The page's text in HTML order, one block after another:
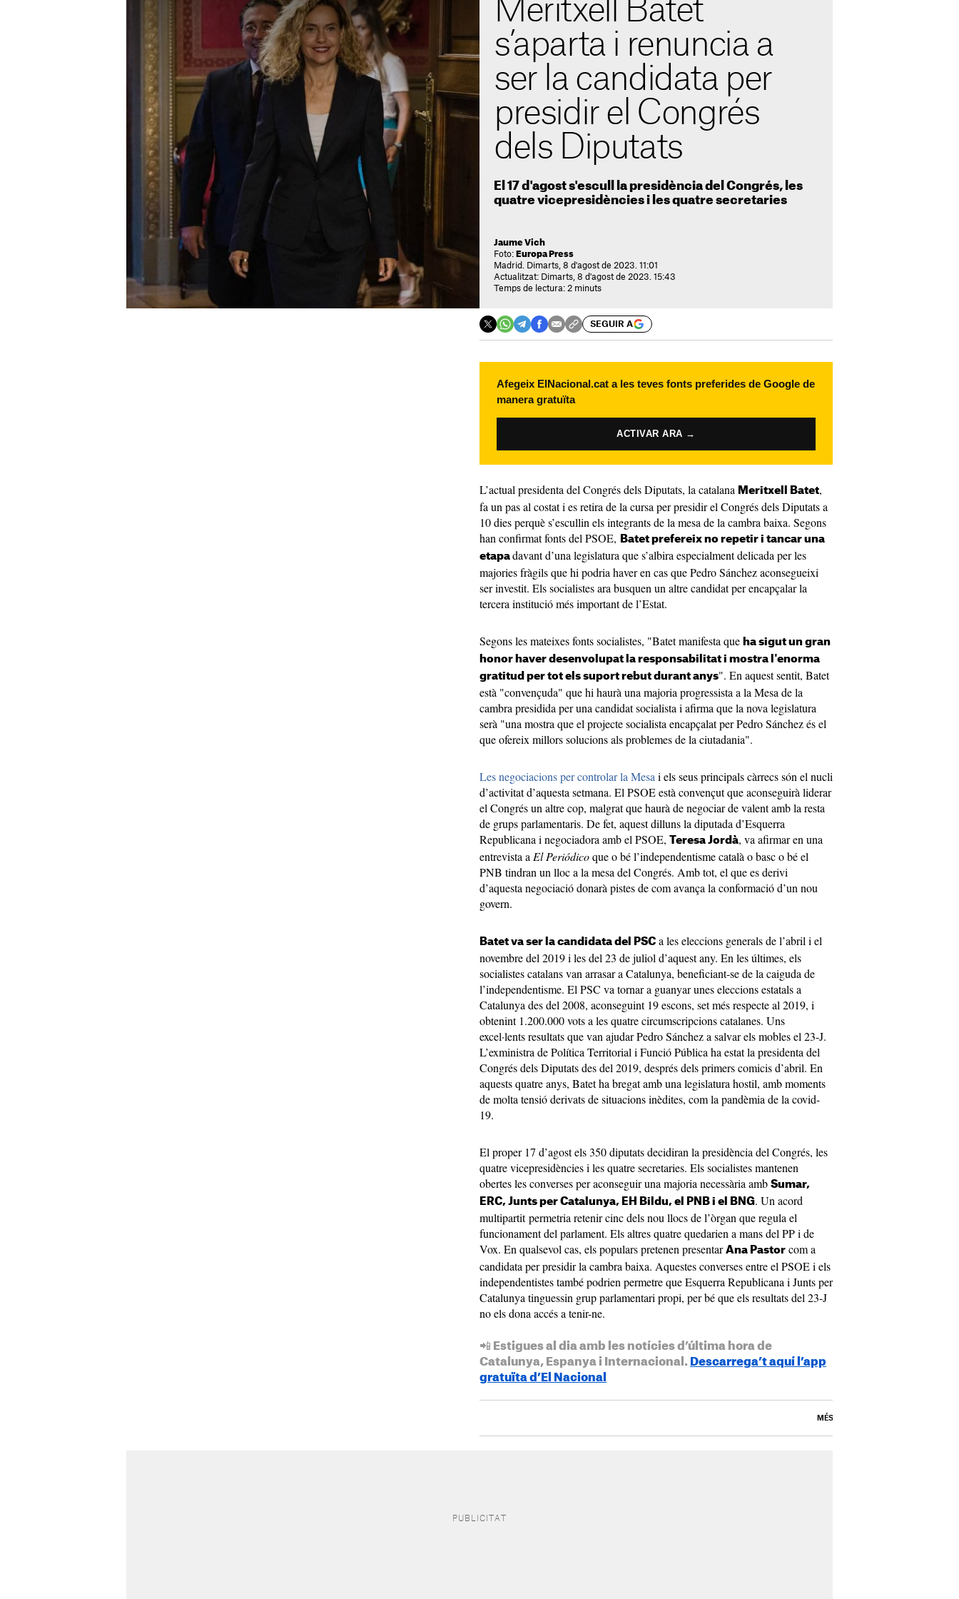
Meritxell Batet
s’aparta i renuncia a
ser la candidata per
presidir el Congrés
dels Diputats
El 17 d'agost s'escull la presidència del Congrés, les
quatre vicepresidències i les quatre secretaries
Jaume Vich
Foto: Europa Press
Madrid. Dimarts, 8 d'agost de 2023. 11:01
Actualitzat: Dimarts, 8 d'agost de 2023. 15:43
Temps de lectura: 2 minuts
SEGUIR A
Afegeix ElNacional.cat a les teves fonts preferides de Google de
manera gratuïta
ACTIVAR ARA →
L’actual presidenta del Congrés dels Diputats, la catalana Meritxell Batet,
fa un pas al costat i es retira de la cursa per presidir el Congrés dels Diputats a
10 dies perquè s’escullin els integrants de la mesa de la cambra baixa. Segons
han confirmat fonts del PSOE,
Batet prefereix no repetir i tancar una
etapa davant d’una legislatura que s’albira especialment delicada per les
majories fràgils que hi podria haver en cas que Pedro Sánchez aconsegueixi
ser investit. Els socialistes ara busquen un altre candidat per encapçalar la
tercera institució més important de l’Estat.
Segons les mateixes fonts socialistes, "Batet manifesta que ha sigut un gran
honor haver desenvolupat la responsabilitat i mostra l'enorma
gratitud per tot els suport rebut durant anys". En aquest sentit, Batet
està "convençuda" que hi haurà una majoria progressista a la Mesa de la
cambra presidida per una candidat socialista i afirma que la nova legislatura
serà "una mostra que el projecte socialista encapçalat per Pedro Sánchez és el
que ofereix millors solucions als problemes de la ciutadania".
Les negociacions per controlar la Mesa i els seus principals càrrecs són el nucli
d’activitat d’aquesta setmana. El PSOE està convençut que aconseguirà liderar
el Congrés un altre cop, malgrat que haurà de negociar de valent amb la resta
de grups parlamentaris. De fet, aquest dilluns la diputada d’Esquerra
Republicana i negociadora amb el PSOE,
Teresa Jordà, va afirmar en una
entrevista a El Periódicoque o bé l’independentisme català o basc o bé el
PNB tindran un lloc a la mesa del Congrés. Amb tot, el que es derivi
d’aquesta negociació donarà pistes de com avança la conformació d’un nou
govern.
Batet va ser la candidata del PSC a les eleccions generals de l’abril i el
novembre del 2019 i les del 23 de juliol d’aquest any. En les últimes, els
socialistes catalans van arrasar a Catalunya, beneficiant-se de la caiguda de
l’independentisme. El PSC va tornar a guanyar unes eleccions estatals a
Catalunya des del 2008, aconseguint 19 escons, set més respecte al 2019, i
obtenint 1.200.000 vots a les quatre circumscripcions catalanes. Uns
excel·lents resultats que van ajudar Pedro Sánchez a salvar els mobles el 23-J.
L’exministra de Política Territorial i Funció Pública ha estat la presidenta del
Congrés dels Diputats des del 2019, després dels primers comicis d’abril. En
aquests quatre anys, Batet ha bregat amb una legislatura hostil, amb moments
de molta tensió derivats de situacions inèdites, com la pandèmia de la covid-
19.
El proper 17 d’agost els 350 diputats decidiran la presidència del Congrés, les
quatre vicepresidències i les quatre secretaries. Els socialistes mantenen
obertes les converses per aconseguir una majoria necessària amb Sumar,
ERC, Junts per Catalunya, EH Bildu, el PNB i el BNG. Un acord
multipartit permetria retenir cinc dels nou llocs de l’òrgan que regula el
funcionament del parlament. Els altres quatre quedarien a mans del PP i de
Vox. En qualsevol cas, els populars pretenen presentar Ana Pastor com a
candidata per presidir la cambra baixa. Aquestes converses entre el PSOE i els
independentistes també podrien permetre que Esquerra Republicana i Junts per
Catalunya tinguessin grup parlamentari propi, per bé que els resultats del 23-J
no els dona accés a tenir-ne.
📲 Estigues al dia amb les notícies d’última hora de
Catalunya, Espanya i Internacional. Descarrega’t aquí l’app
gratuïta d’El Nacional
MÉS